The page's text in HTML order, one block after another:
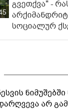
გვეთქვა" -
სოციალურ
არ